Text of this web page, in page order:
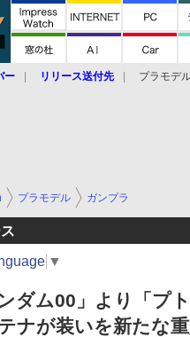
ー リリース送付先 プラモデ
プラモデル ガンプラ
▼
ンダム00」より「プ
ナが装いを新たな